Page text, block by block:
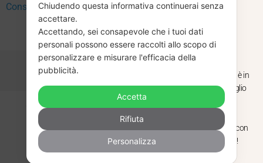
Consenso
Copyright © 2026 Vendita Vinili Usati | P.IVA 12240940960
NextWebStudio
Chiudendo questa informativa continuerai senza
accettare.
Accettando, sei consapevole che i tuoi dati
personali possono essere raccolti allo scopo di
personalizzare e misurare l'efficacia della
pubblicità.
Accetta
Rifiuta
Personalizza
CHIUSURA
ESTIVA
Dal 29 luglio al 31 agosto venditaviniliusati.it è in
pausa estiva. Gli ordini ricevuti entro il 29 luglio
saranno spediti regolarmente.
Torniamo il 1 settembre, pronti a riprendere con
nuovi arrivi. Buona estate e buon ascolto!